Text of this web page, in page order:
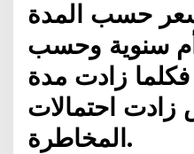
حسب المدة
سنوية وحسب
فكلما زادت مدة
زادت احتمالات
المخاطرة.